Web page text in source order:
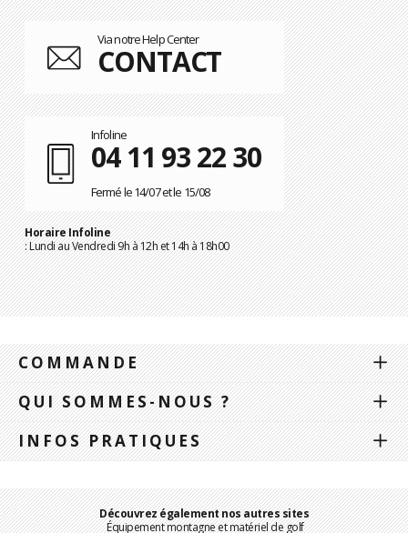
Via notre Help Center
CONTACT
Infoline
04 11 93 22 30
Fermé le 14/07 et le 15/08
Horaire Infoline
: Lundi au Vendredi 9h à 12h et 14h à 18h00
COMMANDE
QUI SOMMES-NOUS ?
INFOS PRATIQUES
Découvrez également nos autres sites
Équipement montagne et matériel de golf